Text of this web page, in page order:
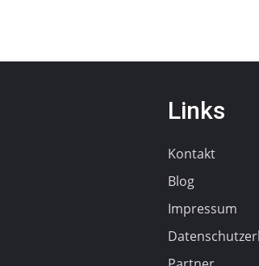
Links
Kontakt
Blog
Impressum